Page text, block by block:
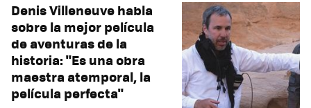
Denis Villeneuve habla
sobre la mejor película
de aventuras de la
historia: "Es una obra
maestra atemporal, la
película perfecta"